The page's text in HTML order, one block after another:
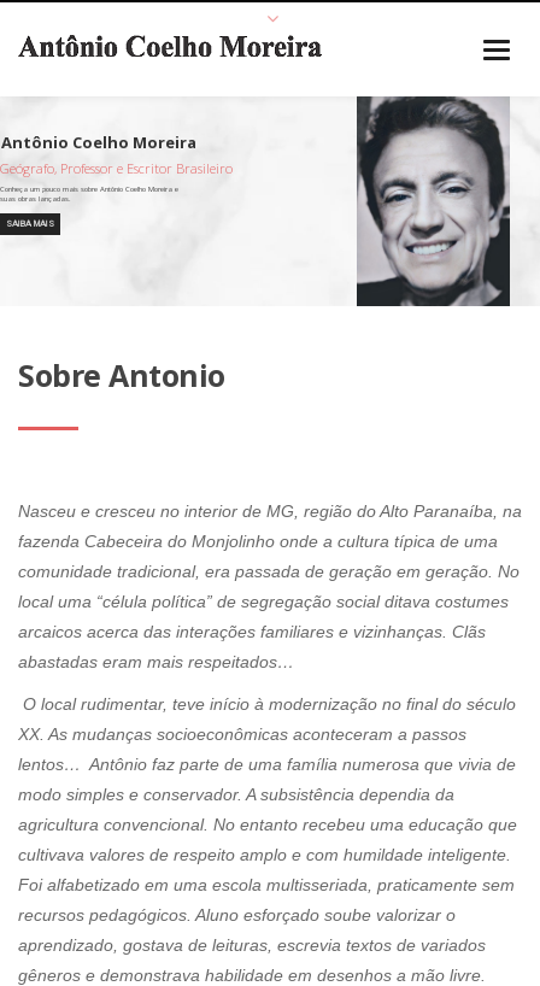
Geógrafo, Professor e Escritor Brasileiro
SAIBA MAIS
Sobre Antonio
Nasceu e cresceu no interior de MG, região do Alto Paranaíba, na
fazenda Cabeceira do Monjolinho onde a cultura típica de uma
comunidade tradicional, era passada de geração em geração. No
local uma “célula política” de segregação social ditava costumes
arcaicos acerca das interações familiares e vizinhanças. Clãs
abastadas eram mais respeitados…
O local rudimentar, teve início à modernização no final do século
XX. As mudanças socioeconômicas aconteceram a passos
lentos… Antônio faz parte de uma família numerosa que vivia de
modo simples e conservador. A subsistência dependia da
agricultura convencional. No entanto recebeu uma educação que
cultivava valores de respeito amplo e com humildade inteligente.
Foi alfabetizado em uma escola multisseriada, praticamente sem
recursos pedagógicos. Aluno esforçado soube valorizar o
aprendizado, gostava de leituras, escrevia textos de variados
gêneros e demonstrava habilidade em desenhos a mão livre.